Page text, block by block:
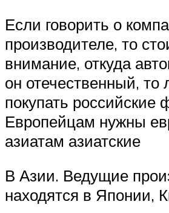
Если говорить о
производителе, то
внимание, откуда
он отечественный, то
покупать российские
Европейцам нужны
азиатам азиатские
В Азии. Ведущие
находятся в Японии,